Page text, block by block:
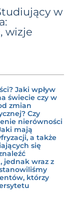
w
wizje
Jaki wpływ
świecie czy w
zmian
Czy
nierówności
mają
a także
się
jednak wraz z
którzy